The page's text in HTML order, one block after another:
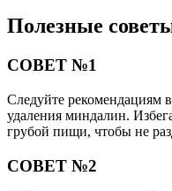
Полезные
СОВЕТ №1
Следуйте рекомендациям
удаления миндалин.
грубой пищи, чтобы не
СОВЕТ №2